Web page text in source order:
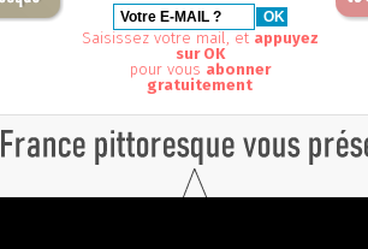
Saisissez votre mail, et appuyez
sur OK
pour vous abonner
gratuitement